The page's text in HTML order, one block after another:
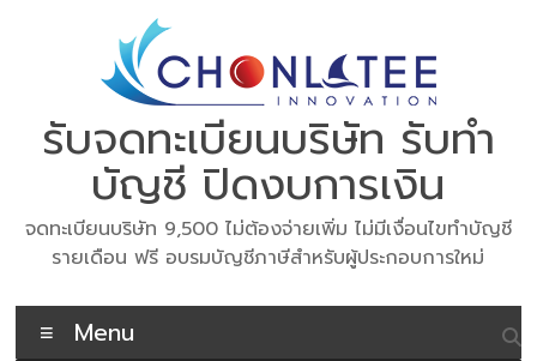
รับจดทะเบียนบริษัท รับทำ
บัญชี ปิดงบการเงิน
จดทะเบียนบริษัท 9,500 ไม่ต้องจ่ายเพิ่ม ไม่มีเงื่อนไขทำบัญชี
รายเดือน ฟรี อบรมบัญชีภาษีสำหรับผู้ประกอบการใหม่
Menu